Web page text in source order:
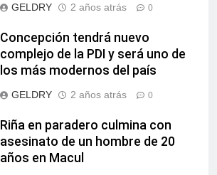
GELDRY 2 años atrás 0
Concepción tendrá nuevo
complejo de la PDI y será uno de
los más modernos del país
GELDRY 2 años atrás 0
Riña en paradero culmina con
asesinato de un hombre de 20
años en Macul